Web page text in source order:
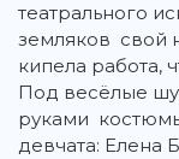
театрального
земляков свой
кипела работа,
Под весёлые
руками
девчата: Елена